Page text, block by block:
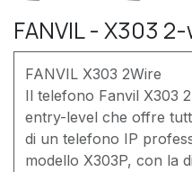
FANVIL - X303
FANVIL X303 2Wire
Il telefono Fanvil X303
entry-level che offre
di un telefono IP
modello X303P, con la